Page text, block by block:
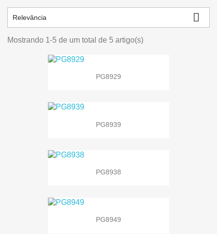
Relevância 
Mostrando 1-5 de um total de 5 artigo(s)
PG8929
PG8939
PG8938
PG8949